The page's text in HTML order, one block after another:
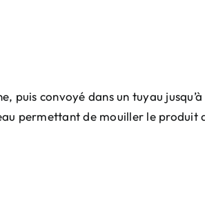
puis convoyé dans un tuyau jusqu’à
permettant de mouiller le produit